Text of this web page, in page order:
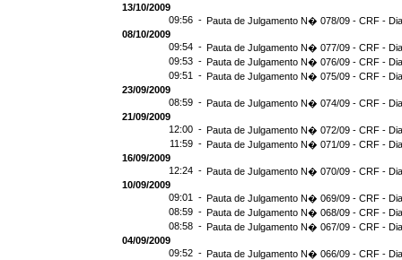
13/10/2009
09:56 - Pauta de Julgamento N� 078/09 - CRF -
08/10/2009
09:54 - Pauta de Julgamento N� 077/09 - CRF -
09:53 - Pauta de Julgamento N� 076/09 - CRF -
09:51 - Pauta de Julgamento N� 075/09 - CRF -
23/09/2009
08:59 - Pauta de Julgamento N� 074/09 - CRF -
21/09/2009
12:00 - Pauta de Julgamento N� 072/09 - CRF -
11:59 - Pauta de Julgamento N� 071/09 - CRF -
16/09/2009
12:24 - Pauta de Julgamento N� 070/09 - CRF -
10/09/2009
09:01 - Pauta de Julgamento N� 069/09 - CRF -
08:59 - Pauta de Julgamento N� 068/09 - CRF -
08:58 - Pauta de Julgamento N� 067/09 - CRF -
04/09/2009
09:52 - Pauta de Julgamento N� 066/09 - CRF -